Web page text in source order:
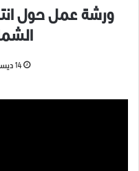
ورشة عمل حول
14 ديسمبر، 2018